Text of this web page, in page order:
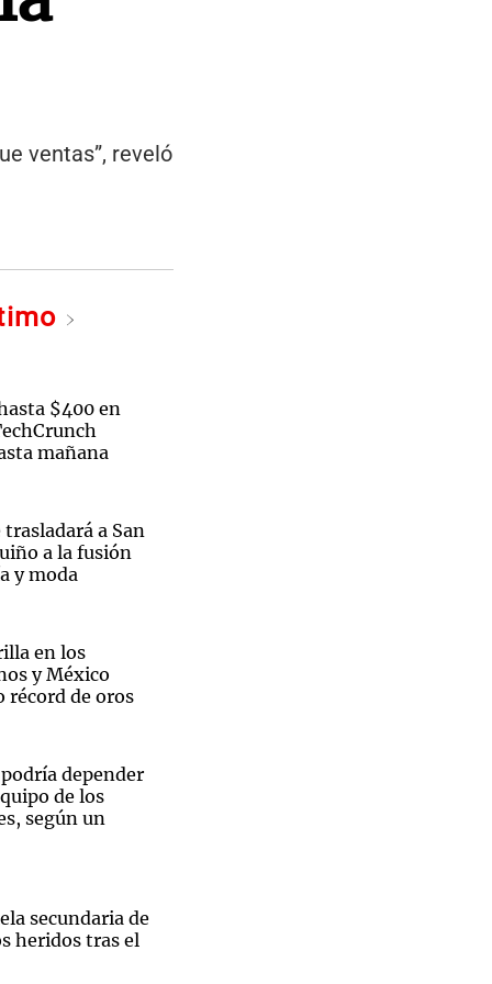
ventas”, reveló
$400 en
mañana
a San
a la fusión
y moda
en los
y México
récord de oros
depender
de los
según un
secundaria de
heridos tras el